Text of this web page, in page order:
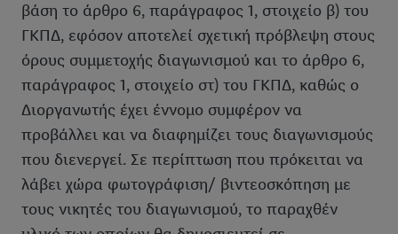
βάση το άρθρο 6, παράγραφος 1, στοιχείο β) του
ΓΚΠΔ, εφόσον αποτελεί σχετική πρόβλεψη στους
όρους συμμετοχής διαγωνισμού και το άρθρο 6,
παράγραφος 1, στοιχείο στ) του ΓΚΠΔ, καθώς ο
Διοργανωτής έχει έννομο συμφέρον να
προβάλλει και να διαφημίζει τους διαγωνισμούς
που διενεργεί. Σε περίπτωση που πρόκειται να
λάβει χώρα φωτογράφιση/ βιντεοσκόπηση με
τους νικητές του διαγωνισμού, το παραχθέν